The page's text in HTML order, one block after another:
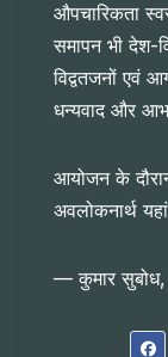
औपचारिकता
समापन भी देश-
विद्वतजनों एवं
धन्यवाद और
आयोजन के
अवलोकनार्थ
— कुमार सुबोध,